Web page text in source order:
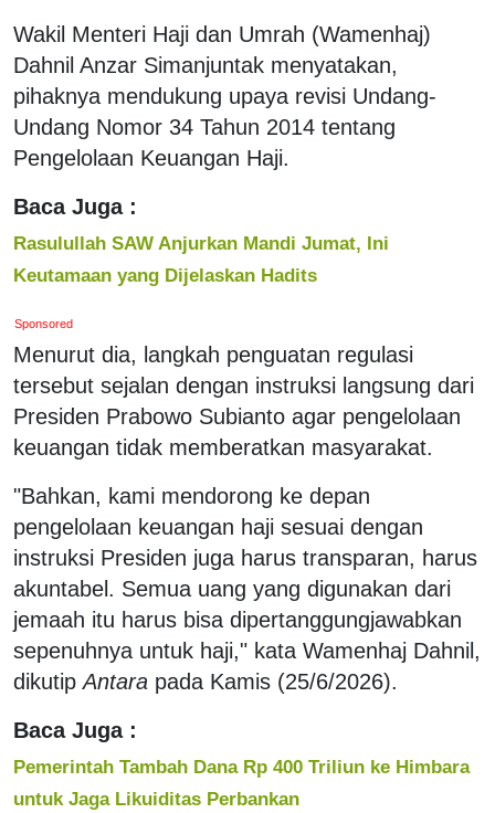
Wakil Menteri Haji dan Umrah (Wamenhaj)
Dahnil Anzar Simanjuntak menyatakan,
pihaknya mendukung upaya revisi Undang-
Undang Nomor 34 Tahun 2014 tentang
Pengelolaan Keuangan Haji.
Baca Juga :
Rasulullah SAW Anjurkan Mandi Jumat, Ini
Keutamaan yang Dijelaskan Hadits
Sponsored
Menurut dia, langkah penguatan regulasi
tersebut sejalan dengan instruksi langsung dari
Presiden Prabowo Subianto agar pengelolaan
keuangan tidak memberatkan masyarakat.
"Bahkan, kami mendorong ke depan
pengelolaan keuangan haji sesuai dengan
instruksi Presiden juga harus transparan, harus
akuntabel. Semua uang yang digunakan dari
jemaah itu harus bisa dipertanggungjawabkan
sepenuhnya untuk haji," kata Wamenhaj Dahnil,
dikutipAntara pada Kamis (25/6/2026).
Baca Juga :
Pemerintah Tambah Dana Rp 400 Triliun ke Himbara
untuk Jaga Likuiditas Perbankan